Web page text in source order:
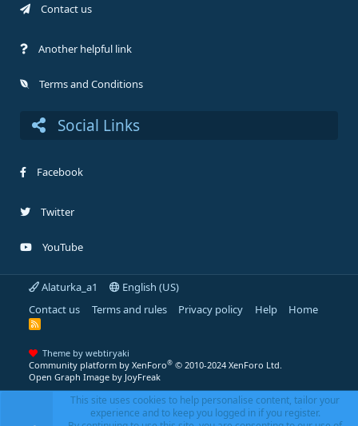
Contact us
Another helpful link
Terms and Conditions
Social Links
Facebook
Twitter
YouTube
Alaturka_a1
English (US)
Contact us
Terms and rules Privacy policy Help Home
R
Theme by webtiryaki
Community platform by XenForo® © 2010-2024 XenForo Ltd.
Open Graph Image by JoyFreak
This site uses cookies to help personalise content, tailor your
experience and to keep you logged in if you register.